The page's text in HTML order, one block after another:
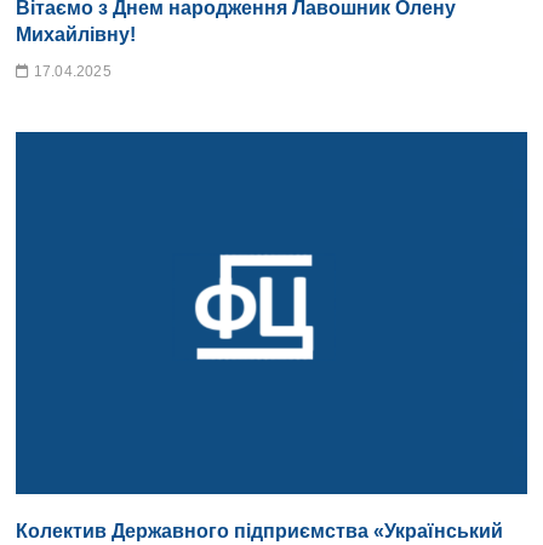
Вітаємо з Днем народження Лавошник Олену
Михайлівну!
17.04.2025
Колектив Державного підприємства «Український